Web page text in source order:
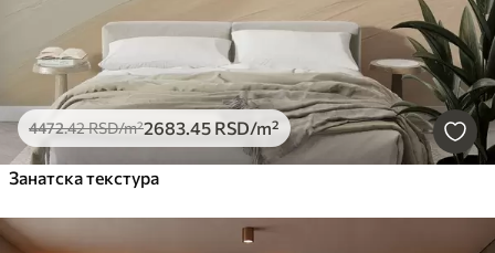
4472.42RSD/m²2683.45 RSD/m²
Занатска текстура